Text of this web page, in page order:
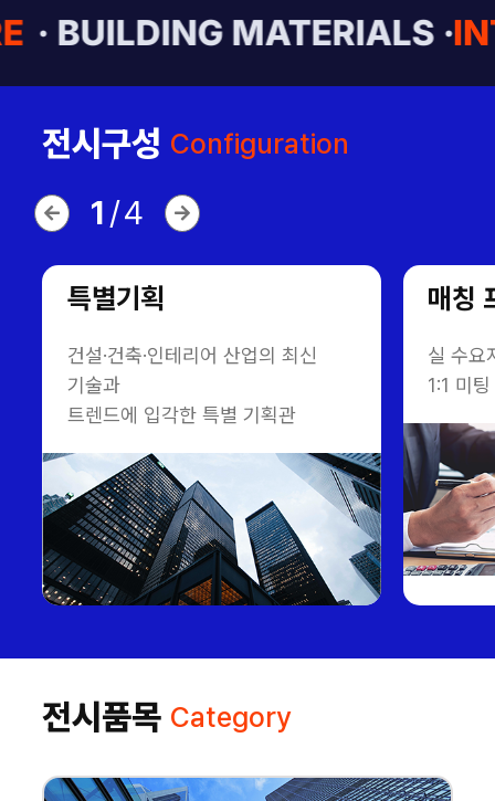
· BUILDING MATERIALS ·
전시구성 Configuration
1 /4
특별기획
건설·건축·인테리어 산업의 최신
기술과
트렌드에 입각한 특별 기획관
매칭
실 수요
1:1 미
전시품목 Category